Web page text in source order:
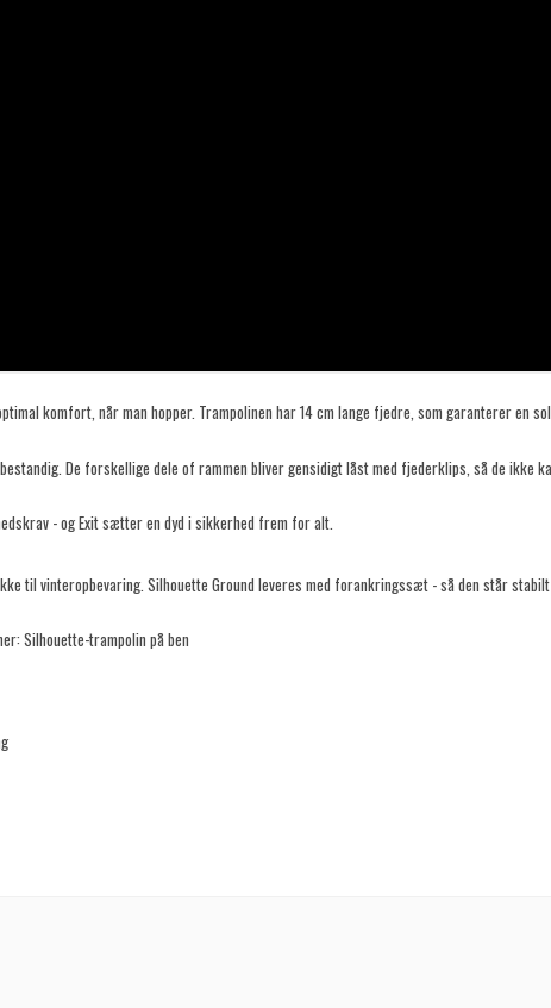
komfort, når man hopper. Trampolinen har 14 cm lange fjedre, som garanterer en
De forskellige dele of rammen bliver gensidigt låst med fjederklips, så de ikke
- og Exit sætter en dyd i sikkerhed frem for alt.
til vinteropbevaring. Silhouette Ground leveres med forankringssæt - så den står
Silhouette-trampolin på ben